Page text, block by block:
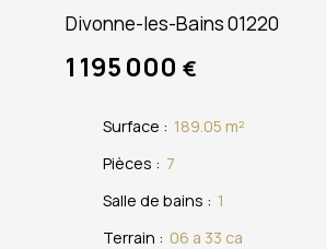
ACHETER VENDRE ESTIMER LOUER
Divonne-les-Bains 01220
1 195 000 €
Surface : 189.05 m²
Pièces : 7
Salle de bains : 1
Terrain : 06 a 33 ca